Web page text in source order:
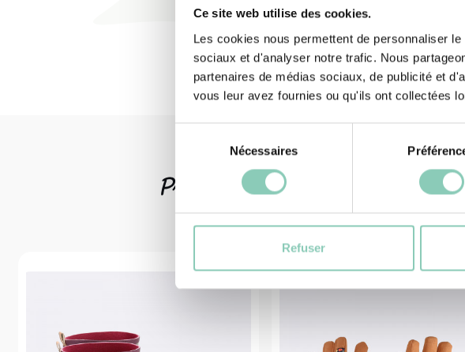
Ce site web utilise des cookies.
Les cookies nous permettent de personnaliser
sociaux et d'analyser notre trafic. Nous
partenaires de médias sociaux, de publicité et
vous leur avez fournies ou qu'ils ont collectées
consentement
Nécessaires
Refuser
Produits associés